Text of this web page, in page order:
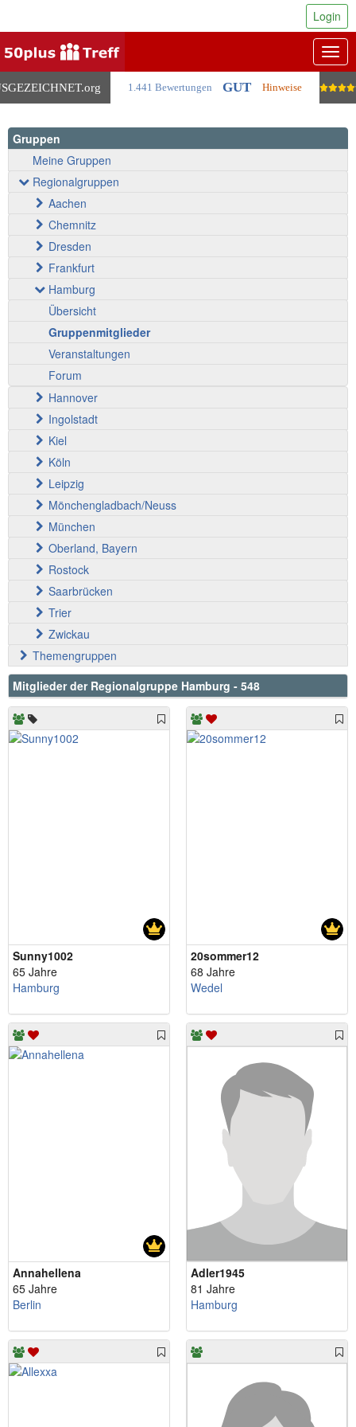
.org 1.441 Bewertungen GUT Hinweise
Login
Gruppen
Meine Gruppen
Regionalgruppen
Aachen
Chemnitz
Dresden
Frankfurt
Hamburg
Übersicht
Gruppenmitglieder
Veranstaltungen
Forum
Hannover
Ingolstadt
Kiel
Köln
Leipzig
Mönchengladbach/Neuss
München
Oberland, Bayern
Rostock
Saarbrücken
Trier
Zwickau
Themengruppen
Mitglieder der Regionalgruppe Hamburg - 548
Sunny1002
65 Jahre
Hamburg
20sommer12
68 Jahre
Wedel
Annahellena
65 Jahre
Berlin
Adler1945
81 Jahre
Hamburg